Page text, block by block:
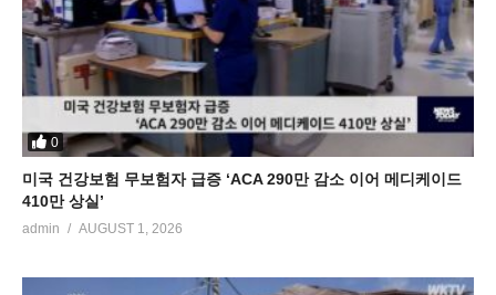
0
미국 건강보험 무보험자 급증 ‘ACA 290만 감소 이어 메디케이드
410만 상실’
admin AUGUST 1, 2026